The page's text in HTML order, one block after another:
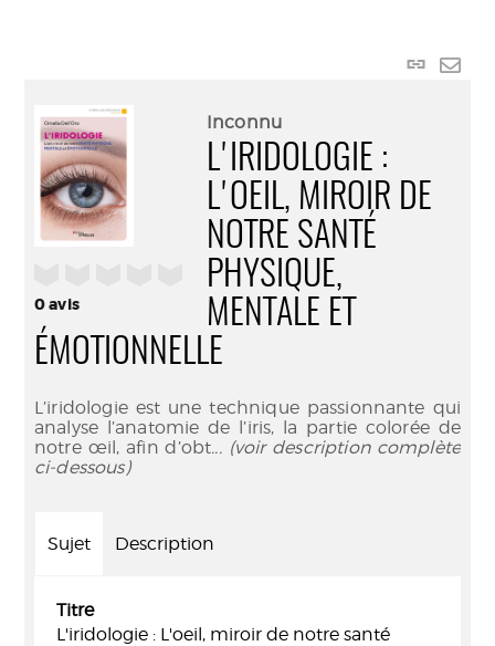
Lien
0avis
Inconnu
L'IRIDOLOGIE :
L'OEIL, MIROIR DE
NOTRE SANTÉ
PHYSIQUE,
MENTALE ET
ÉMOTIONNELLE
L’iridologie est une technique passionnante qui
analyse l’anatomie de l’iris, la partie colorée de
notre œil, afin d’obt... (voir description complète
ci-dessous)
Sujet Description
Titre
L'iridologie : L'oeil, miroir de notre santé